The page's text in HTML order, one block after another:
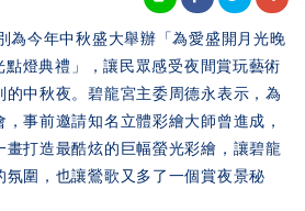
為今年中秋盛大舉辦「為愛盛開月光晚
點燈典禮」，讓民眾感受夜間賞玩藝術
中秋夜。碧龍宮主委周德永表示，為
事前邀請知名立體彩繪大師曾進成，
畫打造最酷炫的巨幅螢光彩繪，讓碧龍
圍，也讓鶯歌又多了一個賞夜景秘